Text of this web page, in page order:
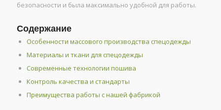
безопасности и была максимально удобной для работы.
Содержание
Особенности массового производства спецодежды
Материалы и ткани для спецодежды
Современные технологии пошива
Контроль качества и стандарты
Преимущества работы с нашей фабрикой